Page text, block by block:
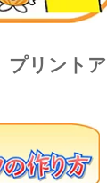
プリントア